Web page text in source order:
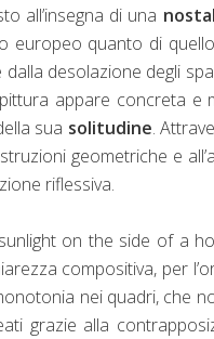
all’insegna di una
europeo quanto di
desolazione degli
appare concreta
sua solitudine.
geometriche e
riflessiva.
on the side of a
compositiva, per
nei quadri, che
grazie alla